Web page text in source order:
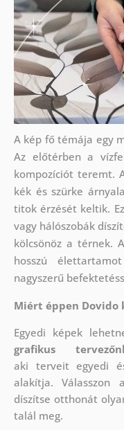
A kép fő témája egy
Az előtérben a
kompozíciót teremt.
kék és szürke
titok érzését keltik.
vagy hálószobák
kölcsönöz a térnek.
hosszú
nagyszerű
Miért éppen Dovido
Egyedi képek
grafikus
aki terveit egyedi
alakítja. Válasszon
díszítse otthonát
talál meg.